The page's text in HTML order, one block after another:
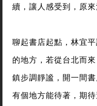
續，讓人感受到，原
聊起書店起點，林宜
的地方，若從台北而
鎮步調靜謐，開一間
有個地方能待著，期